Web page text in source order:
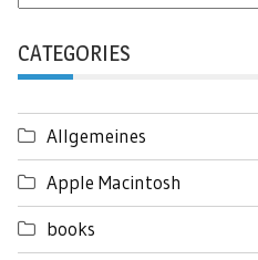
CATEGORIES
Allgemeines
Apple Macintosh
books